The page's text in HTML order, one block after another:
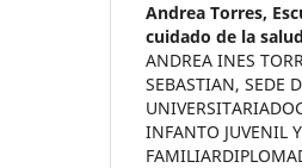
Andrea Torres,
cuidado de la
ANDREA INES
SEBASTIAN, SEDE
INFANTO JUVENIL